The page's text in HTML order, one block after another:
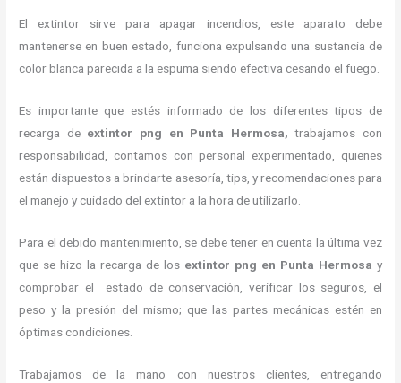
El extintor sirve para apagar incendios, este aparato debe
mantenerse en buen estado, funciona expulsando una sustancia de
color blanca parecida a la espuma siendo efectiva cesando el fuego.
Es importante que estés informado de los diferentes tipos de
recarga de extintor png en Punta Hermosa,trabajamos con
responsabilidad, contamos con personal experimentado, quienes
están dispuestos a brindarte asesoría, tips, y recomendaciones para
el manejo y cuidado del extintor a la hora de utilizarlo.
Para el debido mantenimiento, se debe tener en cuenta la última vez
que se hizo la recarga de los extintor png en Punta Hermosa y
comprobar el estado de conservación, verificar los seguros, el
peso y la presión del mismo; que las partes mecánicas estén en
óptimas condiciones.
Trabajamos de la mano con nuestros clientes, entregando